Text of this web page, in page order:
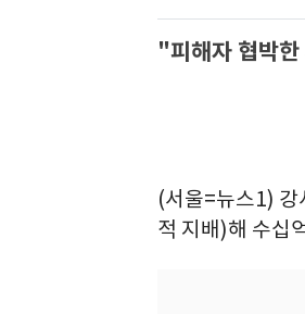
"피해자 협박
(서울=뉴스1)
적 지배)해 수십